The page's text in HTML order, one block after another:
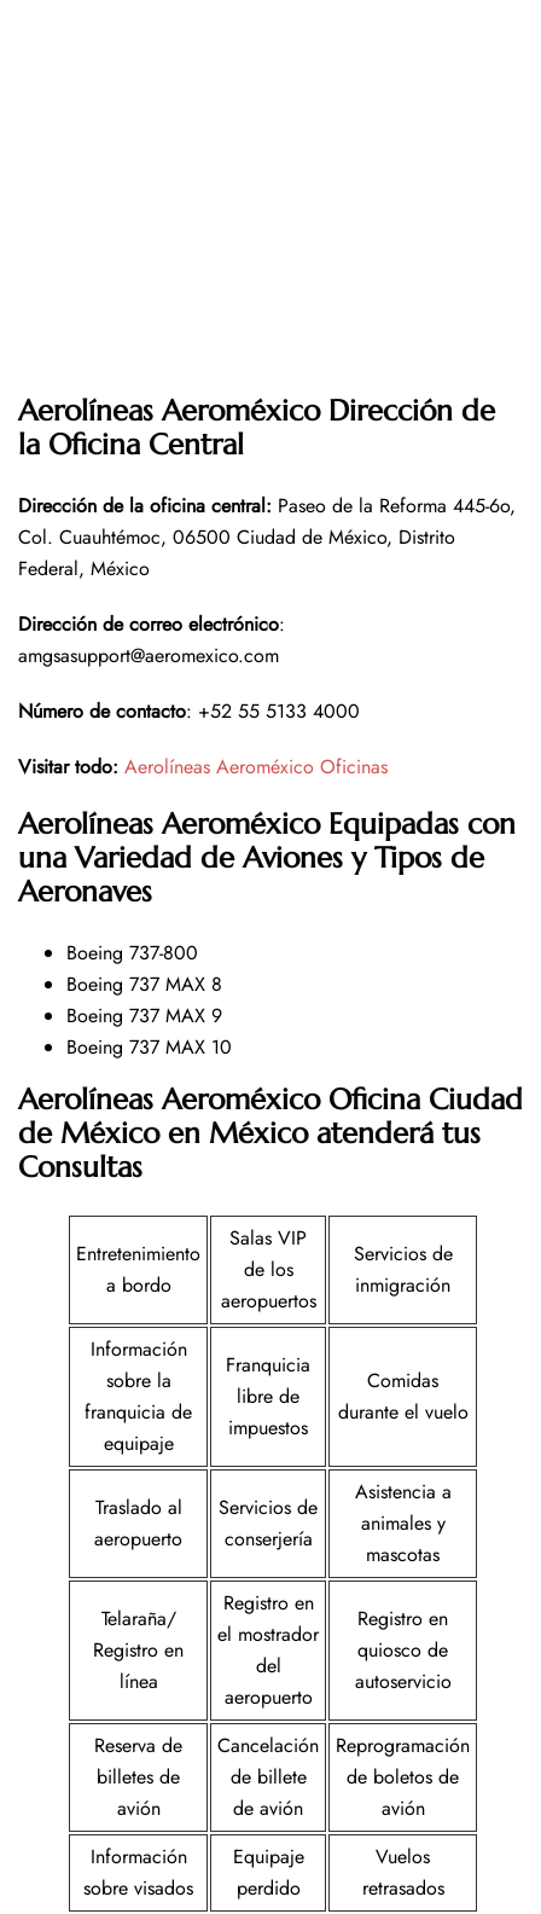
Aerolíneas Aeroméxico Dirección de
la Oficina Central
Dirección de la oficina central: Paseo de la Reforma 445-6o,
Col. Cuauhtémoc, 06500 Ciudad de México, Distrito
Federal, México
Dirección de correo electrónico:
amgsasupport@aeromexico.com
Número de contacto: +52 55 5133 4000
Visitar todo: Aerolíneas Aeroméxico Oficinas
Aerolíneas Aeroméxico Equipadas con
una Variedad de Aviones y Tipos de
Aeronaves
Boeing 737-800
Boeing 737 MAX 8
Boeing 737 MAX 9
Boeing 737 MAX 10
Aerolíneas Aeroméxico Oficina Ciudad
de México en México atenderá tus
Consultas
Entretenimiento
a bordo
Salas VIP
de los
aeropuertos
Servicios de
inmigración
Información
sobre la
franquicia de
equipaje
Franquicia
libre de
impuestos
Comidas
durante el vuelo
Traslado al
aeropuerto
Servicios de
conserjería
Asistencia a
animales y
mascotas
Telaraña/
Registro en
línea
Registro en
el mostrador
del
aeropuerto
Registro en
quiosco de
autoservicio
Reserva de
billetes de
avión
Cancelación
de billete
de avión
Reprogramación
de boletos de
avión
Información
sobre visados
Equipaje
perdido
Vuelos
retrasados